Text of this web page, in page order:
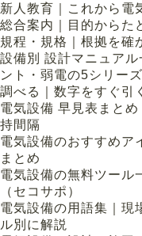
新人教育｜これから電
総合案内｜目的からた
規程・規格｜根拠を確
設備別 設計マニュア
ント・弱電の5シリーズ
調べる｜数字をすぐ引
電気設備 早見表まと
持間隔
電気設備のおすすめア
まとめ
電気設備の無料ツール
（セコサポ）
電気設備の用語集｜現
ル別に解説